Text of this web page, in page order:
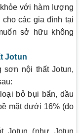
với hàm lượng
các gia đình tại
sở hữu không
Jotun
nội thất Jotun,
bỏ bụi bẩn, dầu
mặt dưới 16% (đo
(như Jotun